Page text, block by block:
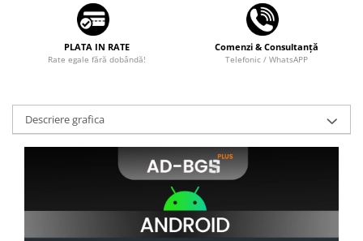
PLATA IN RATE
Rate egale fără dobândă!
Comenzi & Consultanță
Telefonic / WhatsAPP
Descriere grafica